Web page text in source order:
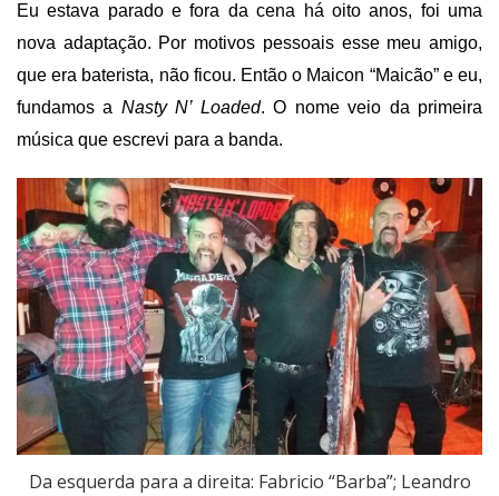
Eu estava parado e fora da cena há oito anos, foi uma
nova adaptação. Por motivos pessoais esse meu amigo,
que era baterista, não ficou. Então o Maicon “Maicão” e eu,
fundamos a Nasty N’ Loaded. O nome veio da primeira
música que escrevi para a banda.
Da esquerda para a direita: Fabricio “Barba”; Leandro